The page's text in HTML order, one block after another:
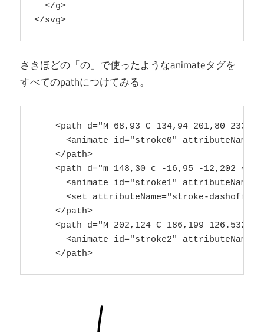
  </g>
</svg>
さきほどの「の」で使ったようなanimateタグを
すべてのpathにつけてみる。
<path d="M 68,93 C 134,94 201,80
<animate id="stroke0"
    </path>
<path d="m 148,30 c -16,95 -12,202
<animate id="stroke1"
<set attributeName="stroke-
    </path>
<path d="M 202,124 C 186,199
<animate id="stroke2"
    </path>